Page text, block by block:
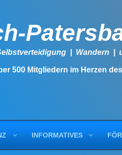
| Selbstverteidigung |
500 Mitgliedern im Herzen
INFORMATIVES